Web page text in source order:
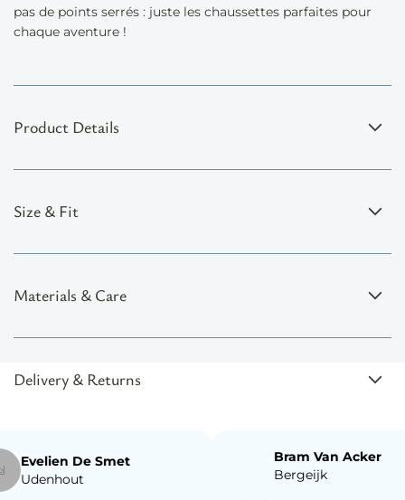
pas de points serrés : juste les chaussettes parfaites pour
chaque aventure !
Product Details
Size & Fit
Materials & Care
Delivery & Returns
Evelien De Smet
Udenhout
Bram Van Acker
Bergeijk